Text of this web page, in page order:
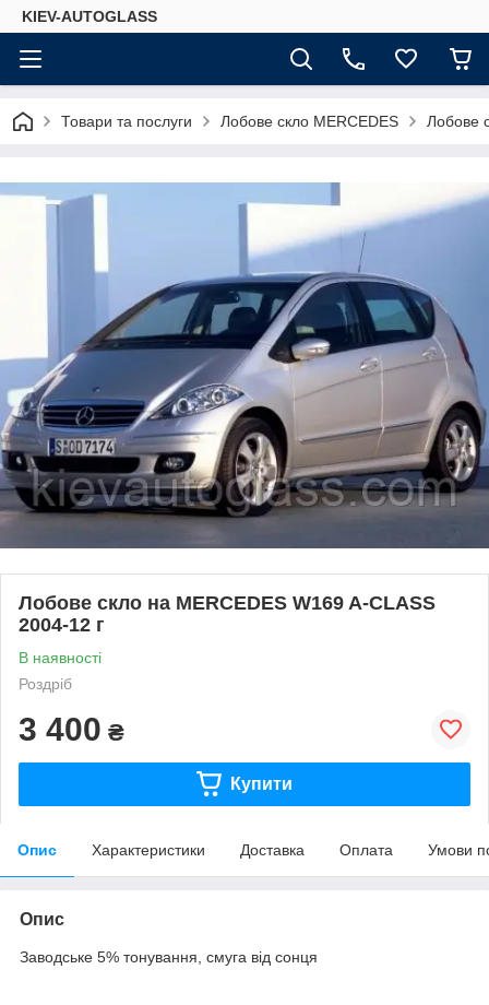
KIEV-AUTOGLASS
Товари та послуги Лобове скло MERCEDES Лобове
Лобове скло на MERCEDES W169 A-CLASS
2004-12 г
В наявності
Роздріб
3 400 ₴
Купити
Опис Характеристики Доставка Оплата Умови
Опис
Заводське 5% тонування, смуга від сонця